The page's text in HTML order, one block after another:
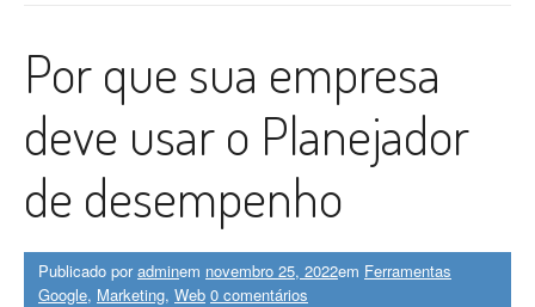
Por que sua empresa
deve usar o Planejador
de desempenho
Publicado poradminem novembro 25, 2022em Ferramentas
Google, Marketing, Web 0 comentários